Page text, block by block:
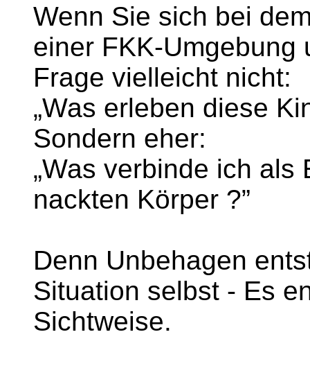
Wenn Sie sich bei
einer FKK-Umgebung
Frage vielleicht nicht:
„Was erleben diese
Sondern eher:
„Was verbinde ich als
nackten Körper ?”
Denn Unbehagen
Situation selbst - Es
Sichtweise.